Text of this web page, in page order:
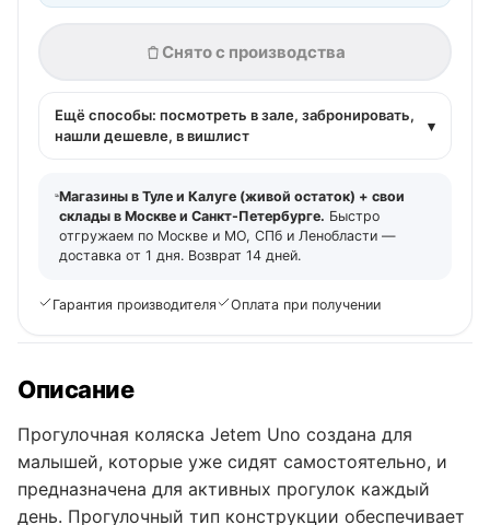
Снято с производства
Ещё способы: посмотреть в зале, забронировать,
нашли дешевле, в вишлист
▾
Магазины в Туле и Калуге (живой остаток) + свои
склады в Москве и Санкт-Петербурге. Быстро
отгружаем по Москве и МО, СПб и Ленобласти —
доставка от 1 дня. Возврат 14 дней.
Гарантия производителя Оплата при получении
Описание
Прогулочная коляска Jetem Uno создана для
малышей, которые уже сидят самостоятельно, и
предназначена для активных прогулок каждый
день. Прогулочный тип конструкции обеспечивает